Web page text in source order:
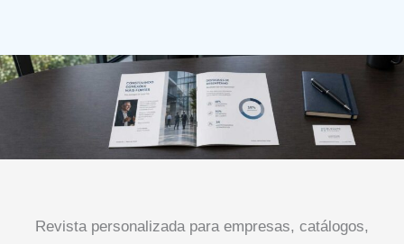
Revista personalizada para empresas, catálogos,